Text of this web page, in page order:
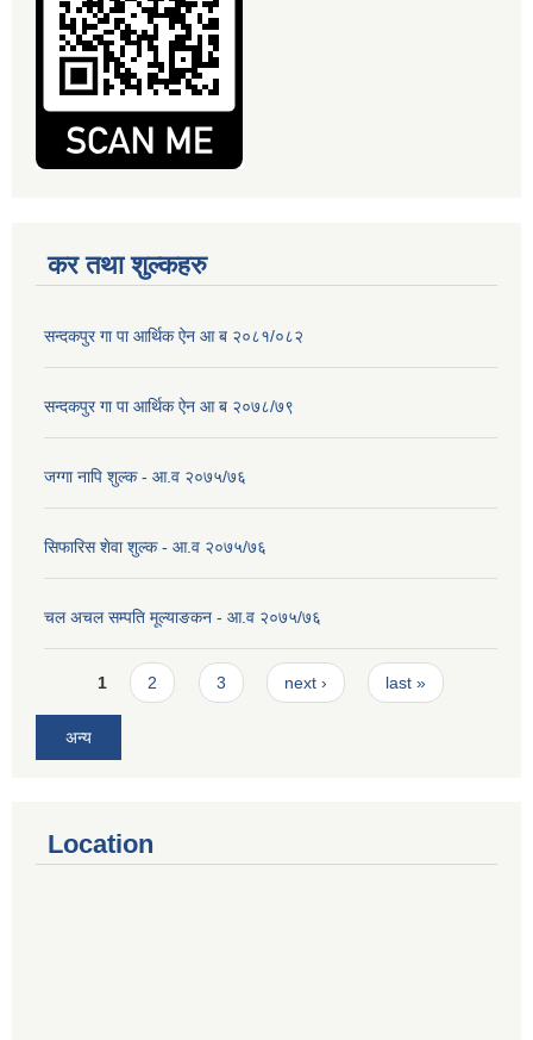
कर तथा शुल्कहरु
सन्दकपुर गा पा आर्थिक ऐन आ ब २०८१/०८२
सन्दकपुर गा पा आर्थिक ऐन आ ब २०७८/७९
जग्गा नापि शुल्क - आ.व २०७५/७६
सिफारिस शेवा शुल्क - आ.व २०७५/७६
चल अचल सम्पति मूल्याङकन - आ.व २०७५/७६
Pages
1 2 3 next › last »
अन्य
Location